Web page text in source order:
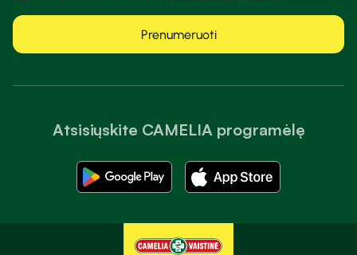
Atsisiųskite CAMELIA programėlę
Prenumeruoti